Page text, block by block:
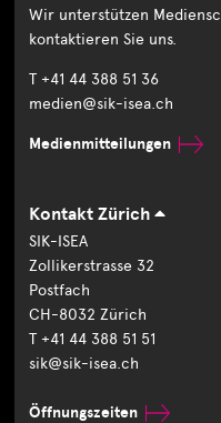
Wir unterstützen
kontaktieren Sie uns.
T +41 44 388 51 36
medien@sik-isea.ch
Medienmitteilungen
Kontakt Zürich
SIK-ISEA
Zollikerstrasse 32
Postfach
CH-8032 Zürich
T +41 44 388 51 51
sik@sik-isea.ch
Öffnungszeiten